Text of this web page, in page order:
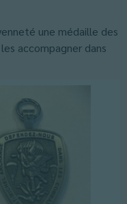
une médaille des
accompagner dans